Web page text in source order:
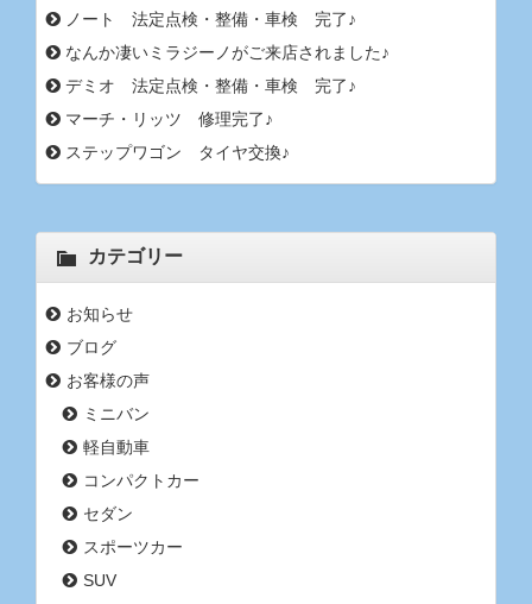
ノート 法定点検・整備・車検 完了♪
なんか凄いミラジーノがご来店されました♪
デミオ 法定点検・整備・車検 完了♪
マーチ・リッツ 修理完了♪
ステップワゴン タイヤ交換♪
カテゴリー
お知らせ
ブログ
お客様の声
ミニバン
軽自動車
コンパクトカー
セダン
スポーツカー
SUV